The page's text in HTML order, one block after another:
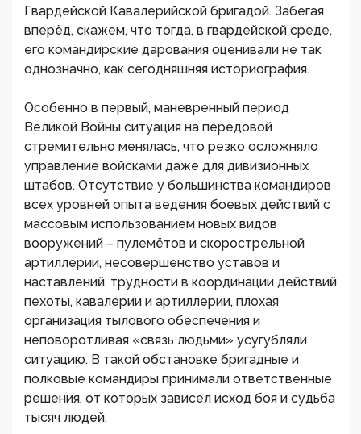
Гвардейской Кавалерийской бригадой. Забегая
вперёд, скажем, что тогда, в гвардейской среде,
его командирские дарования оценивали не так
однозначно, как сегодняшняя историография.
Особенно в первый, маневренный период
Великой Войны ситуация на передовой
стремительно менялась, что резко осложняло
управление войсками даже для дивизионных
штабов. Отсутствие у большинства командиров
всех уровней опыта ведения боевых действий с
массовым использованием новых видов
вооружений – пулемётов и скорострельной
артиллерии, несовершенство уставов и
наставлений, трудности в координации действий
пехоты, кавалерии и артиллерии, плохая
организация тылового обеспечения и
неповоротливая «связь людьми» усугубляли
ситуацию. В такой обстановке бригадные и
полковые командиры принимали ответственные
решения, от которых зависел исход боя и судьба
тысяч людей.